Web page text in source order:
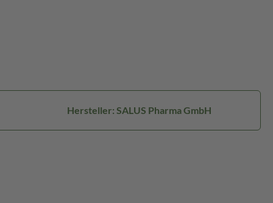
Hersteller: SALUS Pharma GmbH